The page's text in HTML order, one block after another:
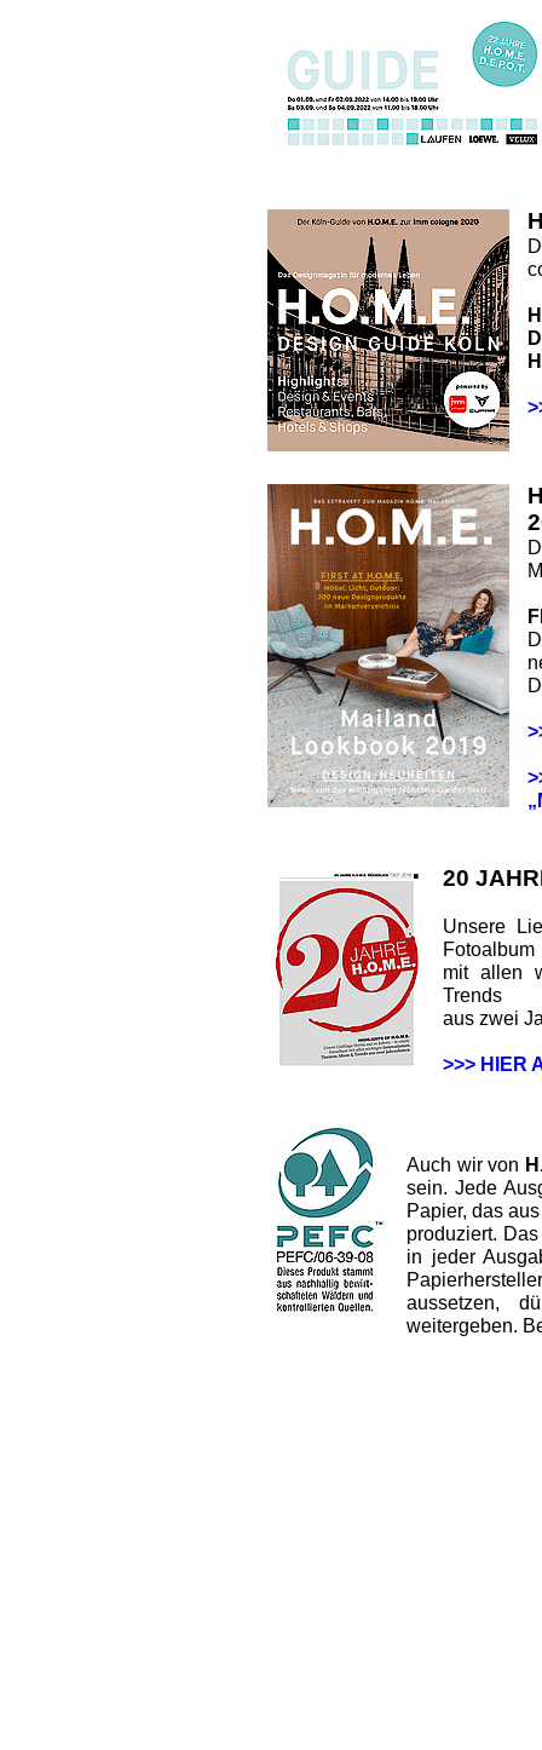
20
Unsere
Fotoalbum
mit allen
Trends
aus zwei
>>> HIER
Auch wir von
sein. Jede
Papier, das
produziert.
in jeder
aussetzen,
weitergeben.